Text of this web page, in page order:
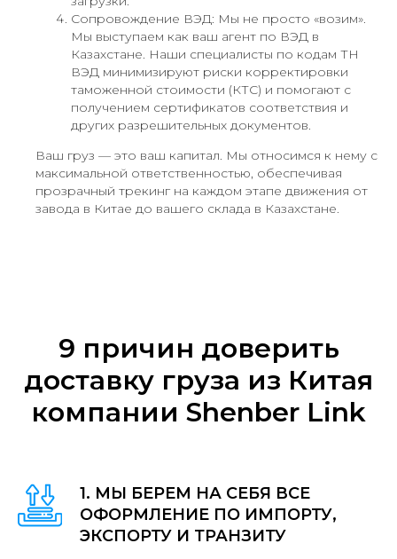
Сопровождение ВЭД: Мы не просто «возим».
Мы выступаем как ваш агент по ВЭД в
Казахстане. Наши специалисты по кодам ТН
ВЭД минимизируют риски корректировки
таможенной стоимости (КТС) и помогают с
получением сертификатов соответствия и
других разрешительных документов.
Ваш груз — это ваш капитал. Мы относимся к нему с
максимальной ответственностью, обеспечивая
прозрачный трекинг на каждом этапе движения от
завода в Китае до вашего склада в Казахстане.
9 причин доверить
доставку груза из Китая
компании Shenber Link
1. МЫ БЕРЕМ НА СЕБЯ ВСЕ
ОФОРМЛЕНИЕ ПО ИМПОРТУ,
ЭКСПОРТУ И ТРАНЗИТУ